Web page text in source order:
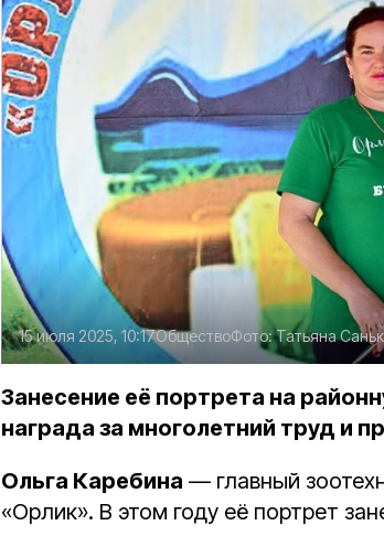
15 июля 2025, 10:17ОбществоФото:Татьяна
Занесение её портрета на
награда за многолетний труд и
Ольга Каребина — главный
«Орлик». В этом году её портрет